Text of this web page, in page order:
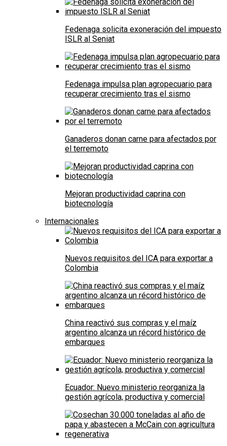
Fedenaga solicita exoneración del impuesto
ISLR al Seniat
Fedenaga impulsa plan agropecuario para
recuperar crecimiento tras el sismo
Ganaderos donan carne para afectados por
el terremoto
Mejoran productividad caprina con
biotecnología
Internacionales
Nuevos requisitos del ICA para exportar a
Colombia
China reactivó sus compras y el maíz
argentino alcanza un récord histórico de
embarques
Ecuador: Nuevo ministerio reorganiza la
gestión agrícola, productiva y comercial